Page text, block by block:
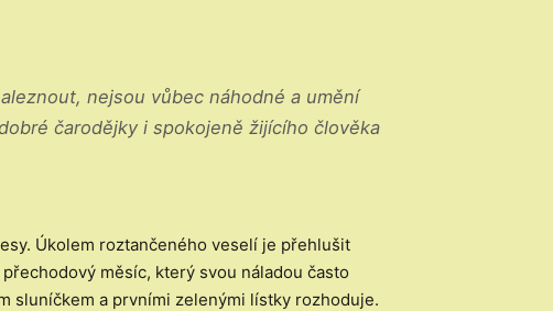
nejsou vůbec náhodné a umění
čarodějky i spokojeně žijícího člověka
Úkolem roztančeného veselí je přehlušit
měsíc, který svou náladou často
sluníčkem a prvními zelenými lístky rozhoduje.